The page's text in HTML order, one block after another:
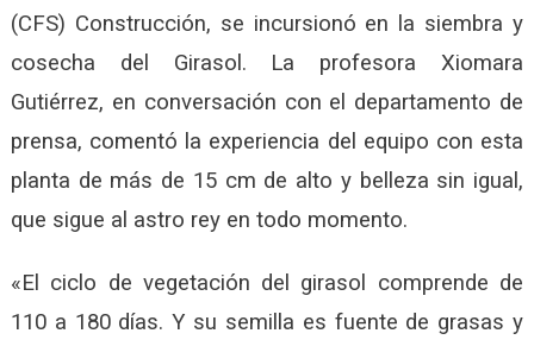
(CFS) Construcción, se incursionó en la siembra y
cosecha del Girasol. La profesora Xiomara
Gutiérrez, en conversación con el departamento de
prensa, comentó la experiencia del equipo con esta
planta de más de 15 cm de alto y belleza sin igual,
que sigue al astro rey en todo momento.
«El ciclo de vegetación del girasol comprende de
110 a 180 días. Y su semilla es fuente de grasas y